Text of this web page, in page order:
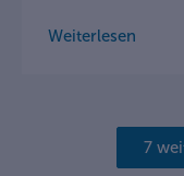
Weiterlesen
7